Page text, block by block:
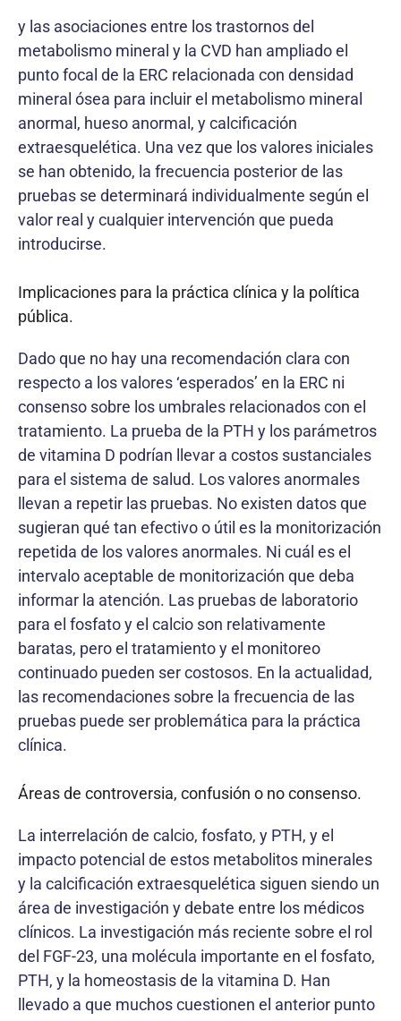
y las asociaciones entre los trastornos del
metabolismo mineral y la CVD han ampliado el
punto focal de la ERC relacionada con densidad
mineral ósea para incluir el metabolismo mineral
anormal, hueso anormal, y calcificación
extraesquelética. Una vez que los valores iniciales
se han obtenido, la frecuencia posterior de las
pruebas se determinará individualmente según el
valor real y cualquier intervención que pueda
introducirse.
Implicaciones para la práctica clínica y la política
pública.
Dado que no hay una recomendación clara con
respecto a los valores ‘esperados’ en la ERC ni
consenso sobre los umbrales relacionados con el
tratamiento. La prueba de la PTH y los parámetros
de vitamina D podrían llevar a costos sustanciales
para el sistema de salud. Los valores anormales
llevan a repetir las pruebas. No existen datos que
sugieran qué tan efectivo o útil es la monitorización
repetida de los valores anormales. Ni cuál es el
intervalo aceptable de monitorización que deba
informar la atención. Las pruebas de laboratorio
para el fosfato y el calcio son relativamente
baratas, pero el tratamiento y el monitoreo
continuado pueden ser costosos. En la actualidad,
las recomendaciones sobre la frecuencia de las
pruebas puede ser problemática para la práctica
clínica.
Áreas de controversia, confusión o no consenso.
La interrelación de calcio, fosfato, y PTH, y el
impacto potencial de estos metabolitos minerales
y la calcificación extraesquelética siguen siendo un
área de investigación y debate entre los médicos
clínicos. La investigación más reciente sobre el rol
del FGF-23, una molécula importante en el fosfato,
PTH, y la homeostasis de la vitamina D. Han
llevado a que muchos cuestionen el anterior punto